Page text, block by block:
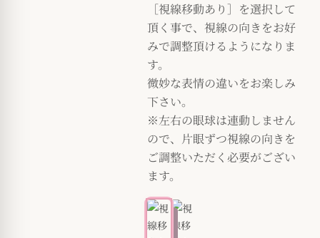
［視線移動あり］を選択して
頂く事で、視線の向きをお好
みで調整頂けるようになりま
す。
微妙な表情の違いをお楽しみ
下さい。
※左右の眼球は連動しません
ので、片眼ずつ視線の向きを
ご調整いただく必要がござい
ます。